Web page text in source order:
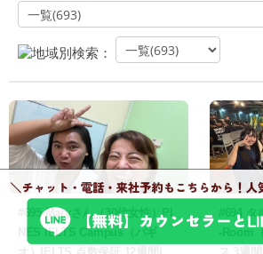
地域別検索：
#695 Maryさん（30代女性）PI
NES IELTS Campus（バギ
#694
-Room